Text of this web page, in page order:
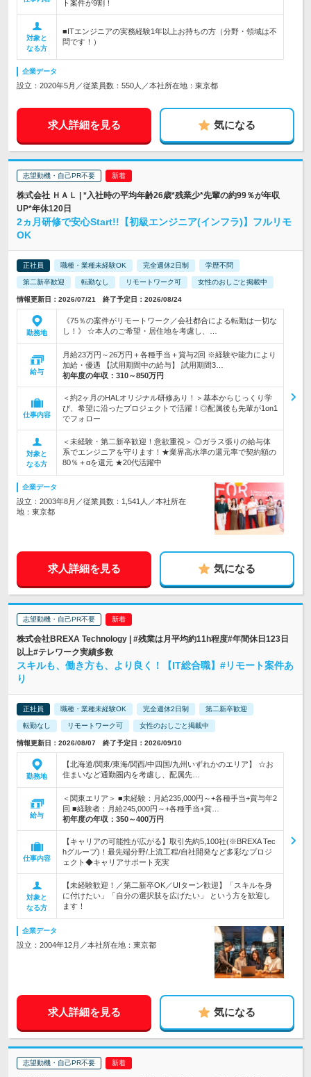
ト案件が9割！
対象と
なる方
■ITエンジニアの実務経験1年以上お持ちの方（分野・領域は不
問です！）
企業データ
設立：2020年5月／従業員数：550人／本社所在地：東京都
求人詳細を見る 気になる
志望動機・自己PR不要
株式会社 ＨＡＬ | *入社時の平均年齢26歳*残業少*先輩の約99％が年収
UP*年休120日
2ヵ月研修で安心Start!!【初級エンジニア(インフラ)】フルリモ
OK
正社員 職種・業種未経験OK 完全週休2日制 学歴不問
第二新卒歓迎 転勤なし リモートワーク可 女性のおしごと掲載中
情報更新日：2026/07/21 終了予定日：2026/08/24
勤務地
《75％の案件がリモートワーク／会社都合による転勤は一切な
し！》 ☆本人のご希望・居住地を考慮し、…
給与
月給23万円～26万円＋各種手当＋賞与2回 ※経験や能力により
加給・優遇 【試用期間中の給与】 試用期間3…
初年度の年収： 310～850万円
仕事内容
＜約2ヶ月のHALオリジナル研修あり！＞基本からじっくり学
び、希望に沿ったプロジェクトで活躍！◎配属後も先輩が1on1
でフォロー
対象と
なる方
＜未経験・第二新卒歓迎！意欲重視＞ ◎ガラス張りの給与体
系でエンジニアを守ります！★業界高水準の還元率で契約額の
80％＋αを還元 ★20代活躍中
企業データ
設立：2003年8月／従業員数：1,541人／本社所在
地：東京都
求人詳細を見る 気になる
志望動機・自己PR不要
株式会社BREXA Technology | #残業は月平均約11h程度#年間休日123日
以上#テレワーク実績多数
スキルも、働き方も、より良く！【IT総合職】#リモート案件あ
り
正社員 職種・業種未経験OK 完全週休2日制 第二新卒歓迎
転勤なし リモートワーク可 女性のおしごと掲載中
情報更新日：2026/08/07 終了予定日：2026/09/10
勤務地
【北海道/関東/東海/関西/中四国/九州いずれかのエリア】 ☆お
住まいなど通勤圏内を考慮し、配属先…
給与
＜関東エリア＞ ■未経験：月給235,000円～+各種手当+賞与年2
回 ■経験者：月給245,000円～+各種手当+賞…
初年度の年収： 350～400万円
仕事内容
【キャリアの可能性が広がる】取引先約5,100社(※BREXA Tec
hグループ)！最先端分野/上流工程/自社開発など多彩なプロジ
ェクト◆キャリアサポート充実
対象と
なる方
【未経験歓迎！／第二新卒OK／UIターン歓迎】「スキルを身
に付けたい」「自分の選択肢を広げたい」 という方を歓迎し
ます！
企業データ
設立：2004年12月／本社所在地：東京都
求人詳細を見る 気になる
志望動機・自己PR不要